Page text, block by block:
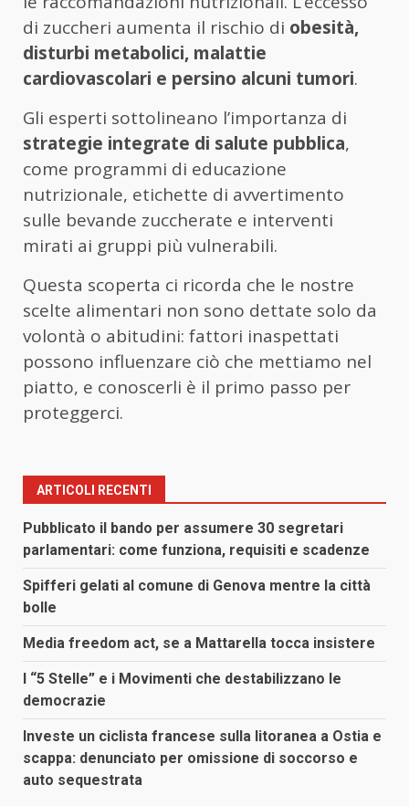
di zuccheri aumenta il rischio di obesità,
disturbi metabolici, malattie
cardiovascolari e persino alcuni tumori.
Gli esperti sottolineano l’importanza di
strategie integrate di salute pubblica,
come programmi di educazione
nutrizionale, etichette di avvertimento
sulle bevande zuccherate e interventi
mirati ai gruppi più vulnerabili.
Questa scoperta ci ricorda che le nostre
scelte alimentari non sono dettate solo da
volontà o abitudini: fattori inaspettati
possono influenzare ciò che mettiamo nel
piatto, e conoscerli è il primo passo per
proteggerci.
ARTICOLI RECENTI
Pubblicato il bando per assumere 30 segretari
parlamentari: come funziona, requisiti e scadenze
Spifferi gelati al comune di Genova mentre la città
bolle
Media freedom act, se a Mattarella tocca insistere
I “5 Stelle” e i Movimenti che destabilizzano le
democrazie
Investe un ciclista francese sulla litoranea a Ostia e
scappa: denunciato per omissione di soccorso e
auto sequestrata